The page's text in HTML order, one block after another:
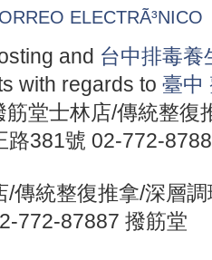
ELECTRÃ³NICO
and 台中排毒養
with regards to 臺中
堂士林店/傳統整復
路381號 02-772-
/傳統整復推拿/深層
772-87887 撥筋堂